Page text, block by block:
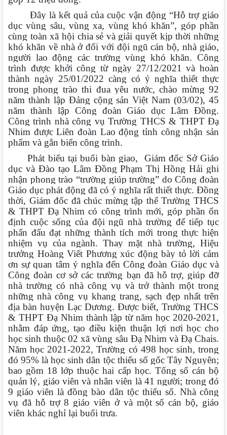
Đây là kết quả của cuộc vận động “Hỗ trợ giáo
dục vùng sâu, vùng xa, vùng khó khăn”, góp phần
cùng toàn xã hội chia sẻ và giải quyết kịp thời những
khó khăn về nhà ở đối với đội ngũ cán bộ, nhà giáo,
người lao động các trường vùng khó khăn. Công
trình được khởi công từ ngày 27/12/2021 và hoàn
thành ngày 25/01/2022 càng có ý nghĩa thiết thực
trong phong trào thi đua yêu nước, chào mừng 92
năm thành lập Đảng cộng sản Việt Nam (03/02), 45
năm thành lập Công đoàn Giáo dục Lâm Đồng.
Công trình nhà công vụ Trường THCS & THPT Đạ
Nhim được Liên đoàn Lao động tỉnh công nhận sản
phẩm và gắn biển công trình.
Phát biểu tại buổi bàn giao, Giám đốc Sở Giáo
dục và Đào tạo Lâm Đồng Phạm Thị Hồng Hải ghi
nhận phong trào “trường giúp trường” do Công đoàn
Giáo dục phát động đã có ý nghĩa rất thiết thực. Đồng
thời, Giám đốc đã chúc mừng tập thể Trường THCS
& THPT Đạ Nhim có công trình mới, góp phần ổn
định cuộc sống của đội ngũ nhà trường để tiếp tục
phấn đấu đạt những thành tích mới trong thực hiện
nhiệm vụ của ngành. Thay mặt nhà trường, Hiệu
trưởng Hoàng Viết Phương xúc động bày tỏ lời cảm
ơn sự quan tâm ý nghĩa đến Công đoàn Giáo dục và
Công đoàn cơ sở các trường bạn đã hỗ trợ, giúp đỡ
nhà trường có nhà công vụ và trở thành một trong
những nhà công vụ khang trang, sạch đẹp nhất trên
địa bàn huyện Lạc Dương. Được biết, Trường THCS
& THPT Đạ Nhim thành lập từ năm học 2020-2021,
nhằm đáp ứng, tạo điều kiện thuận lợi nơi học cho
học sinh thuộc 02 xã vùng sâu Đạ Nhim và Đạ Chais.
Năm học 2021-2022, Trường có 498 học sinh, trong
đó 95% là học sinh dân tộc thiểu số gốc Tây Nguyên;
bao gồm 18 lớp thuộc hai cấp học. Tổng số cán bộ
quản lý, giáo viên và nhân viên là 41 người; trong đó
9 giáo viên là đồng bào dân tộc thiểu số. Nhà công
vụ đã hỗ trợ 8 giáo viên ở và một số cán bộ, giáo
viên khác nghỉ lại buổi trưa.